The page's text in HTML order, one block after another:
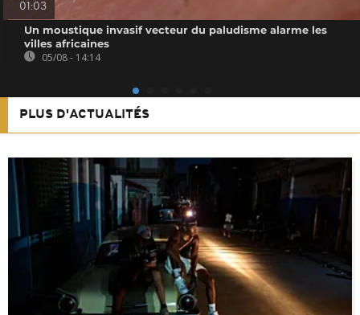
01:03
Un moustique invasif vecteur du paludisme alarme les
villes africaines
05/08 - 14:14
PLUS D'ACTUALITÉS